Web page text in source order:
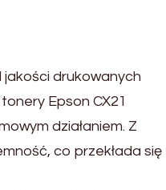
drukowanych
Epson CX21
działaniem. Z
co przekłada się